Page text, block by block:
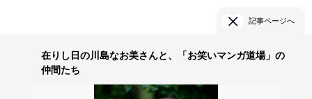
記事ページへ
在りし日の川島なお美さんと、「お笑いマンガ道場」の
仲間たち